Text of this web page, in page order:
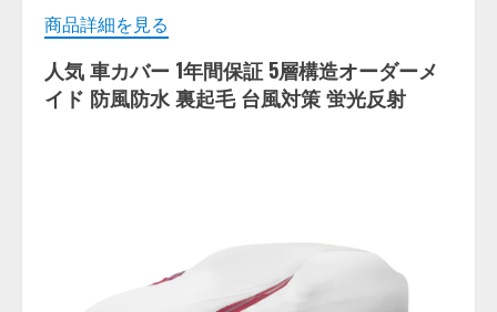
商品詳細を見る
人気 車カバー 1年間保証 5層構造オーダーメ
イド 防風防水 裏起毛 台風対策 蛍光反射